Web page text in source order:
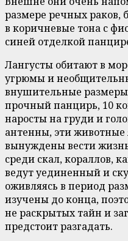
размере речных
в коричневые тона с
синей отделкой
Лангусты обитают в
угрюмы и
внушительные размеры
прочный панцирь, 10
наросты на груди и
антенны, эти
вынуждены вести
среди скал, кораллов,
ведут уединенный и
оживляясь в период
изучены до конца,
не раскрытых тайн и
предстоит разгадать.